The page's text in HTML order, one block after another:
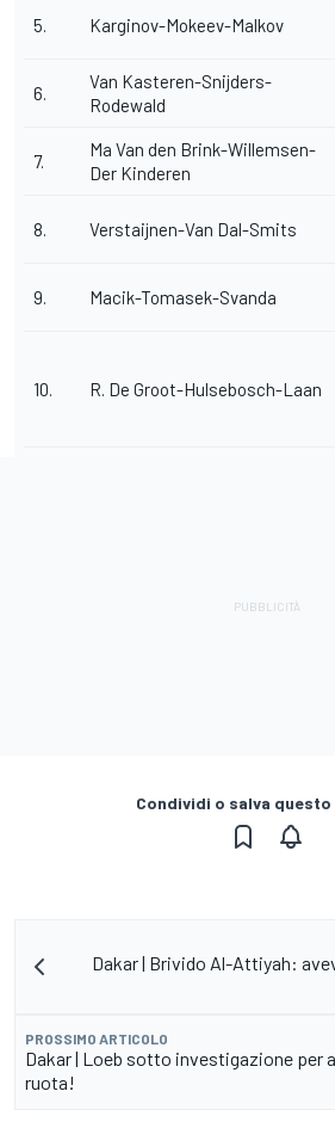
5. Karginov-Mokeev-Malkov
6.
Van Kasteren-Snijders-
Rodewald
7.
Ma Van den Brink-Willemsen-
Der Kinderen
8. Verstaijnen-Van Dal-Smits
9. Macik-Tomasek-Svanda
10. R. De Groot-Hulsebosch-Laan
Condividi o salva
Dakar | Brivido Al-Attiyah:
PROSSIMO ARTICOLO
Dakar | Loeb sotto investigazione per
ruota!